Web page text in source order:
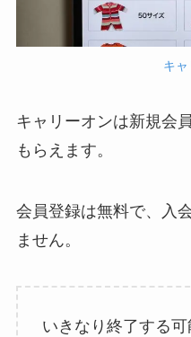
キ
キャリーオンは新規会
もらえます。
会員登録は無料で、入
ません。
いきなり終了する可